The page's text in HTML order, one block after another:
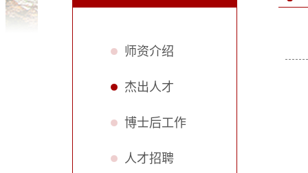
师资介绍
杰出人才
博士后工作
人才招聘